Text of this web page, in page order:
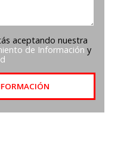
aceptando nuestra
de Información y